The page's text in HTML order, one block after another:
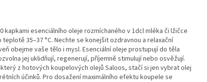
kapkami esenciálního oleje rozmíchaného v 1dcl mléka či lžičce
35–37 °C. Nechte se konejšit ozdravnou a relaxační
obejme vaše tělo i mysl. Esenciální oleje prostupují do těla
jej uklidňují, regenerují, příjemně stimulují nebo osvěžují.
z hotových koupelových olejů Saloos, stačí si jen vybrat olej
účinků. Pro dosažení maximálního efektu koupele se